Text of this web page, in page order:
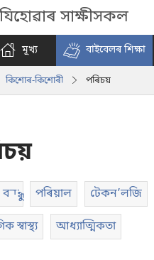
যিহোৱাৰ সাক্ষীসকল
মূখ্য
বাইবেলৰ শিক্ষা
কিশোৰ-কিশোৰী পৰিচয়
বন্ধু পৰিয়াল টেকনʼলজি
স্বাস্থ্য আধ্যাত্মিকতা